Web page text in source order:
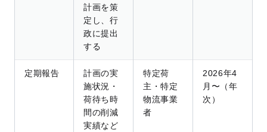
計画を策
定し、行
政に提出
する
定期報告
計画の実
施状況・
荷待ち時
間の削減
実績など
特定荷
主・特定
物流事業
者
2026年4
月〜（年
次）